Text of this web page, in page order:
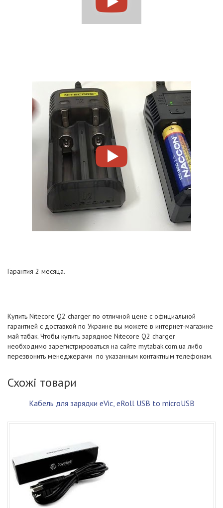
Гарантия 2 месяца.
Купить Nitecore Q2 charger по отличной цене с официальной
гарантией с доставкой по Украине вы можете в интернет-магазине
май табак. Чтобы купить зарядное Nitecore Q2 charger
необходимо зарегистрироваться на сайте mytabak.com.ua либо
перезвонить менеджерами по указанным контактным телефонам.
Схожі товари
Кабель для зарядки eVic, eRoll USB to microUSB